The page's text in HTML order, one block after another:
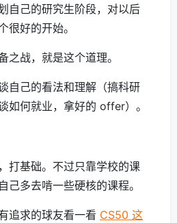
自己的研究生阶段，对以后
很好的开始。
之战，就是这个道理。
自己的看法和理解（搞科研
如何就业，拿好的 offer）。
打基础。不过只靠学校的课
己多去啃一些硬核的课程。
追求的球友看一看 CS50 这